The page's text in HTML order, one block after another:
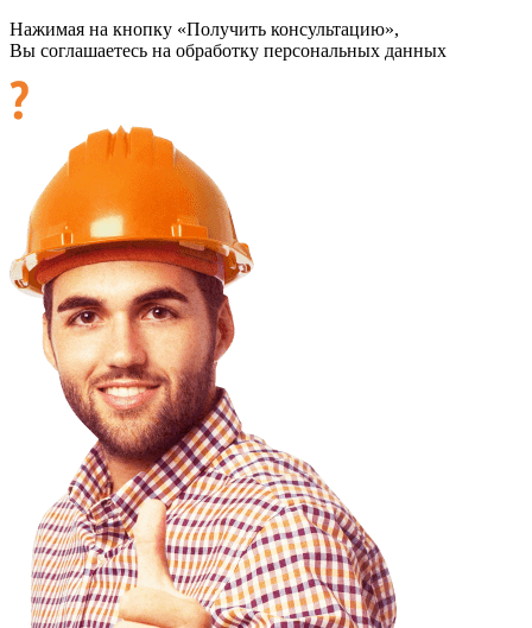
Нажимая на кнопку «Получить консультацию»,
Вы соглашаетесь на обработку персональных данных